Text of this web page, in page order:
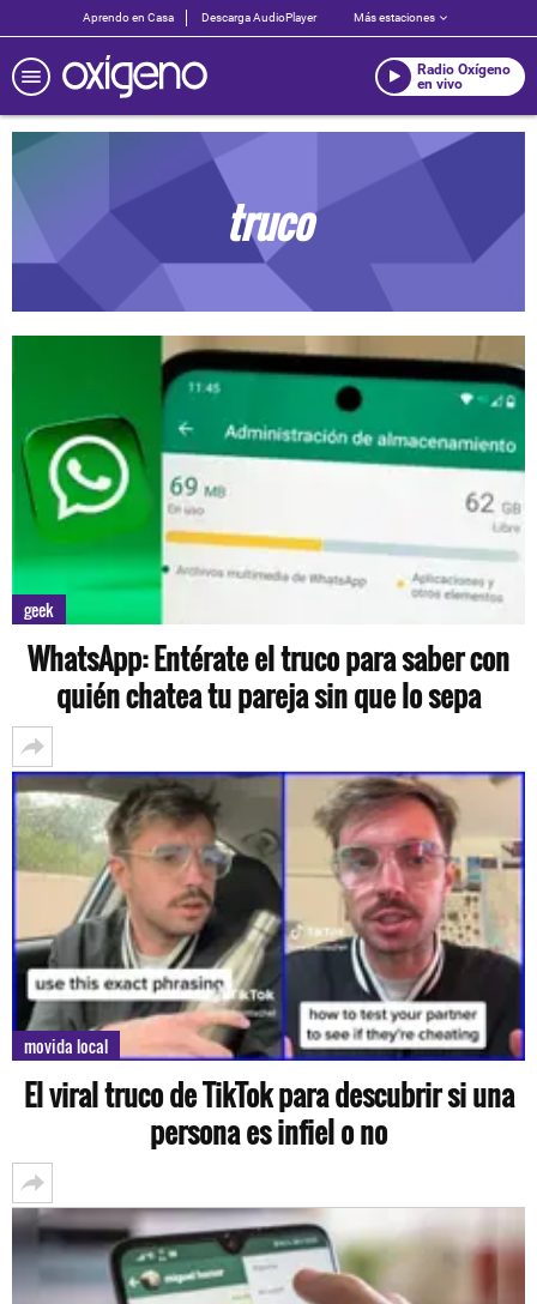
Aprendo en Casa Descarga AudioPlayer Más estaciones
Radio Oxígeno
en vivo
truco
geek
WhatsApp: Entérate el truco para saber con
quién chatea tu pareja sin que lo sepa
movida local
El viral truco de TikTok para descubrir si una
persona es infiel o no